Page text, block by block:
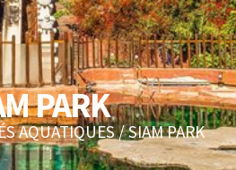
PARK
AQUATIQUES/ SIAM PARK